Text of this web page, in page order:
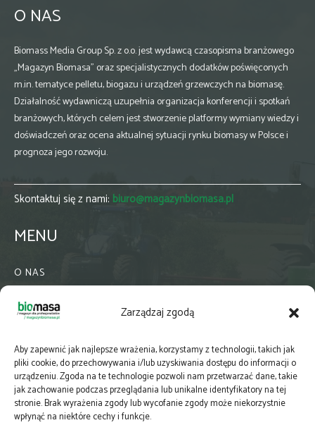
Zarządzaj zgodą
Aby zapewnić jak najlepsze wrażenia, korzystamy z technologii, takich jak
pliki cookie, do przechowywania i/lub uzyskiwania dostępu do informacji o
urządzeniu. Zgoda na te technologie pozwoli nam przetwarzać dane, takie
jak zachowanie podczas przeglądania lub unikalne identyfikatory na tej
stronie. Brak wyrażenia zgody lub wycofanie zgody może niekorzystnie
wpłynąć na niektóre cechy i funkcje.
O NAS
Biomass Media Group Sp. z o.o. jest wydawcą czasopisma branżowego
„Magazyn Biomasa” oraz specjalistycznych dodatków poświęconych
m.in. tematyce pelletu, biogazu i urządzeń grzewczych na biomasę.
Działalność wydawniczą uzupełnia organizacja konferencji i spotkań
branżowych, których celem jest stworzenie platformy wymiany wiedzy i
doświadczeń oraz ocena aktualnej sytuacji rynku biomasy w Polsce i
prognoza jego rozwoju.
Skontaktuj się z nami: biuro@magazynbiomasa.pl
MENU
O NAS
WSPÓŁPRACA
PRENUMERATA
NEWSLETTER
MAPY
E-WYDANIE